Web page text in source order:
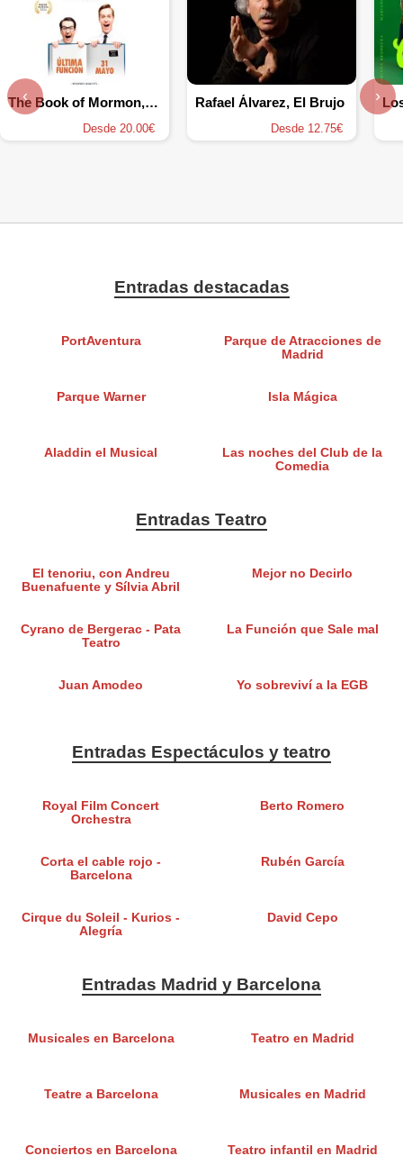
The Book of Mormon, el musical
Desde 20.00€
Rafael Álvarez, El Brujo
Desde 12.75€
‹ ›
Entradas destacadas
PortAventura
Parque de Atracciones de
Madrid
Parque Warner Isla Mágica
Aladdin el Musical
Las noches del Club de la
Comedia
Entradas Teatro
El tenoriu, con Andreu
Buenafuente y Sílvia Abril
Mejor no Decirlo
Cyrano de Bergerac - Pata
Teatro
La Función que Sale mal
Juan Amodeo Yo sobreviví a la EGB
Entradas Espectáculos y teatro
Royal Film Concert
Orchestra
Berto Romero
Corta el cable rojo -
Barcelona
Rubén García
Cirque du Soleil - Kurios -
Alegría
David Cepo
Entradas Madrid y Barcelona
Musicales en Barcelona Teatro en Madrid
Teatre a Barcelona Musicales en Madrid
Conciertos en Barcelona Teatro infantil en Madrid